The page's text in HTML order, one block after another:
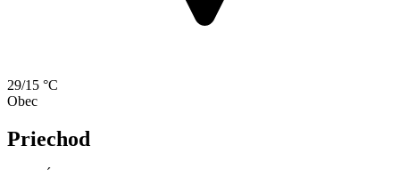
29/15 °C
Obec
Priechod